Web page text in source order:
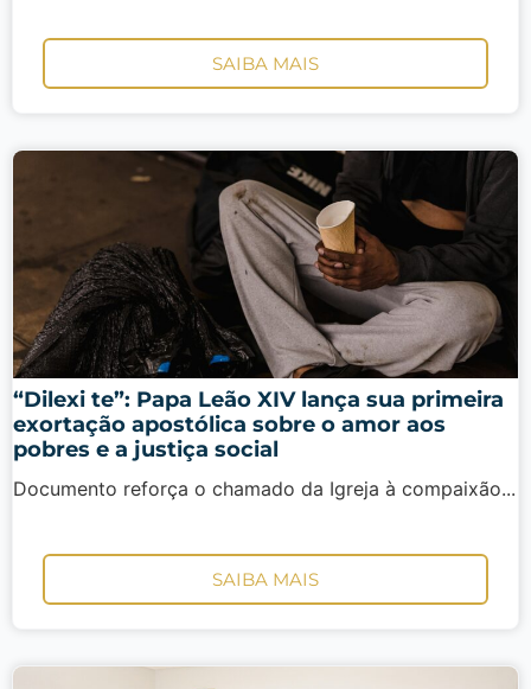
SAIBA MAIS
“Dilexi te”: Papa Leão XIV lança sua primeira
exortação apostólica sobre o amor aos
pobres e a justiça social
Documento reforça o chamado da Igreja à compaixão...
SAIBA MAIS